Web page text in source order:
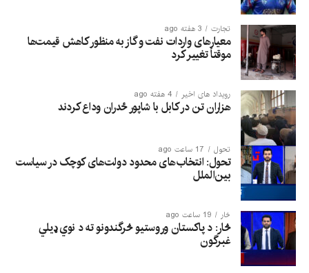
تجارت 3 هفته ago
معیارهای واردات نفت و گاز به منظور کاهش قیمت‌ها
موقتاً تغییر کرد
رویداد های اخیر 4 هفته ago
هزاران تن در کابل با شاپور ځدران وداع کردند
تحول 17 ساعت ago
تحول: انتخاب‌های محدود دولت‌های کوچک در سیاست
بین‌الملل
څار 19 ساعت ago
څار: د پاکستان وروستیو څرگندونو ته د نوي ډیلي
غبرگون